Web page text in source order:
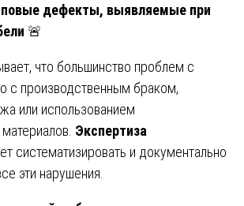
дефекты, выявляемые при
🚨
что большинство проблем с
с производственным браком,
или использованием
Экспертиза
систематизировать и документально
эти нарушения.